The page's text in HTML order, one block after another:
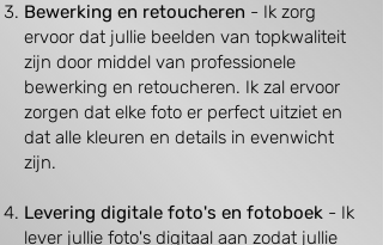
Bewerking en retoucheren - Ik zorg
ervoor dat jullie beelden van topkwaliteit
zijn door middel van professionele
bewerking en retoucheren. Ik zal ervoor
zorgen dat elke foto er perfect uitziet en
dat alle kleuren en details in evenwicht
zijn.
Levering digitale foto's en fotoboek - Ik
lever jullie foto's digitaal aan zodat jullie